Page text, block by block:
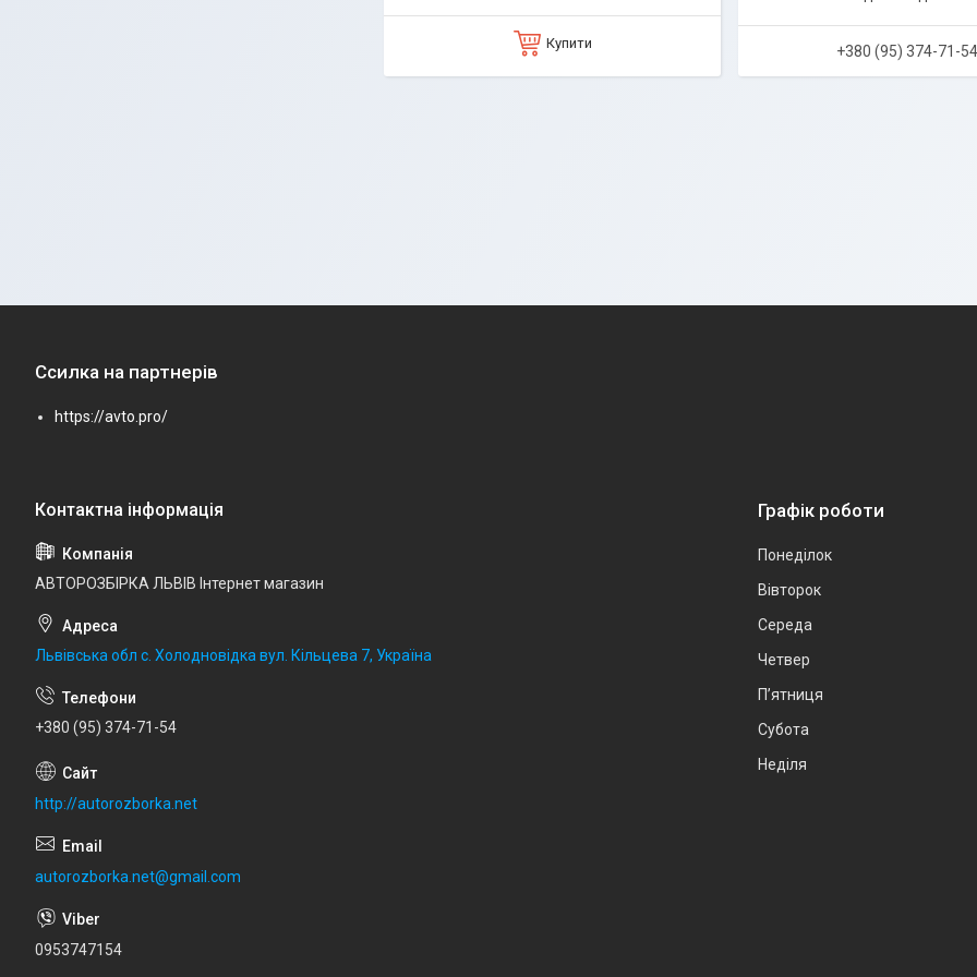
Купити +380 (95) 374-71-54
Ссилка на партнерів
https://avto.pro/
АВТОРОЗБІРКА ЛЬВІВ Інтернет магазин
Львівська обл с. Холодновідка вул. Кільцева 7, Україна
+380 (95) 374-71-54
http://autorozborka.net
autorozborka.net@gmail.com
0953747154
Графік роботи
Понеділок
Вівторок
Середа
Четвер
Пʼятниця
Субота
Неділя